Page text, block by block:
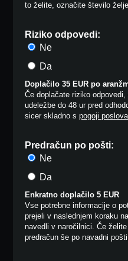
to želite, označite število
Riziko odpovedi:
Ne
Da
Doplačilo 35 EUR po
Če doplačate riziko
udeležbe do 48 ur pred
sicer skladno spogoji
Predračun po pošti:
Ne
Da
Enkratno doplačilo 5 EUR
Vse potrebne informacije o
prejeli v naslednjem koraku
navedli v naročilnici. Če
predračun še po navadni